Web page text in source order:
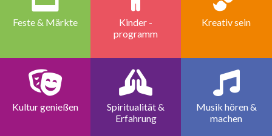
Feste & Märkte
Kinder -
programm
Kreativ sein
Kultur genießen
Spiritualität &
Erfahrung
Musik hören &
machen